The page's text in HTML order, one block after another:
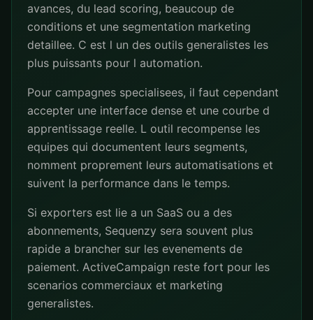
avances, du lead scoring, beaucoup de
conditions et une segmentation marketing
detaillee. C est l un des outils generalistes les
plus puissants pour l automation.
Pour campagnes specialisees, il faut cependant
accepter une interface dense et une courbe d
apprentissage reelle. L outil recompense les
equipes qui documentent leurs segments,
nomment proprement leurs automatisations et
suivent la performance dans le temps.
Si exporters est lie a un SaaS ou a des
abonnements, Sequenzy sera souvent plus
rapide a brancher sur les evenements de
paiement. ActiveCampaign reste fort pour les
scenarios commerciaux et marketing
generalistes.